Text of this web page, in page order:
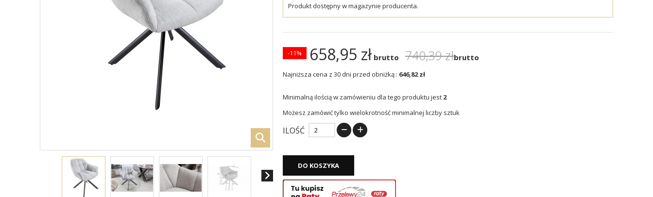
Produkt dostępny w magazynie producenta.
658,95 zł brutto 740,39 złbrutto
-11%
Najniższa cena z 30 dni przed obniżką : 646,82 zł
Minimalną ilością w zamówieniu dla tego produktu jest 2
Możesz zamówić tylko wielokrotność minimalnej liczby sztuk
ILOŚĆ
DO KOSZYKA